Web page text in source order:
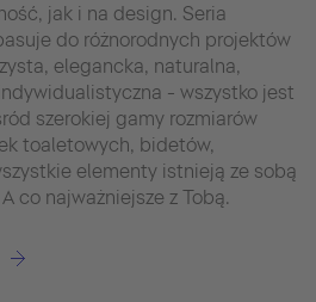
jak i na design. Seria
do różnorodnych projektów
elegancka, naturalna,
- wszystko jest
szerokiej gamy rozmiarów
toaletowych, bidetów,
elementy istnieją ze sobą
co najważniejsze z Tobą.